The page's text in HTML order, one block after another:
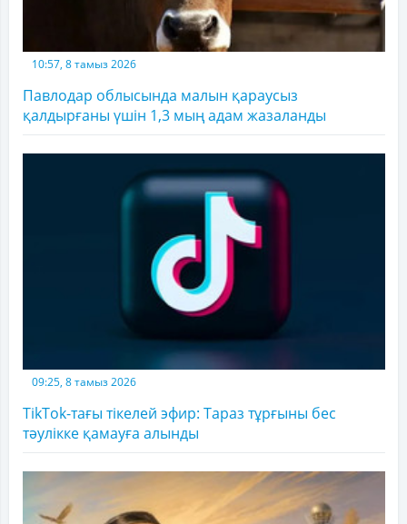
10:57, 8 тамыз 2026
Павлодар облысында малын қараусыз
қалдырғаны үшін 1,3 мың адам жазаланды
09:25, 8 тамыз 2026
TikTok-тағы тікелей эфир: Тараз тұрғыны бес
тәулікке қамауға алынды